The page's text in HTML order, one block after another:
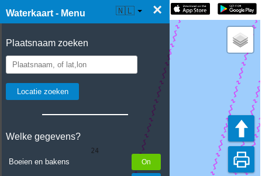
Waterkaart - Menu ×
Plaatsnaam zoeken
Welke gegevens?
Boeien en bakens
☰ Waterkaart Live 🇳🇱